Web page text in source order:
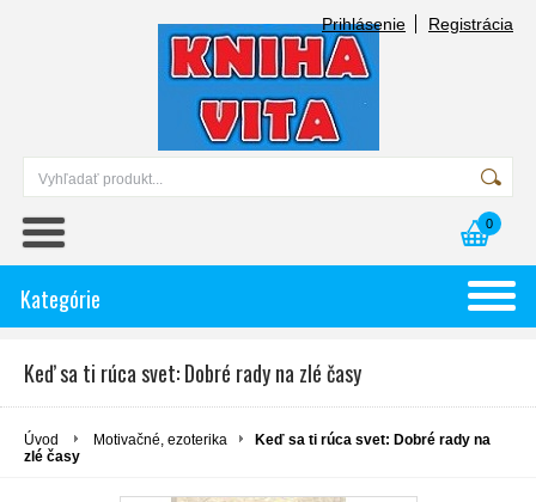
Prihlásenie Registrácia
0
Kategórie
Keď sa ti rúca svet: Dobré rady na zlé časy
Úvod Motivačné, ezoterika
Keď sa ti rúca svet: Dobré rady na
zlé časy